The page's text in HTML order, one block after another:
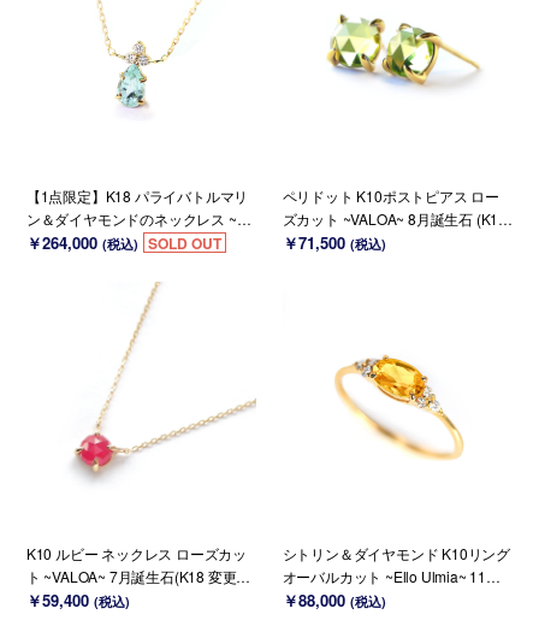
【1点限定】K18 パライバトルマリ
ン＆ダイヤモンドのネックレス ~Ell
o Lilas~ 10月誕生石
￥264,000 (税込) SOLD OUT
ペリドット K10ポストピアス ロー
ズカット ~VALOA~ 8月誕生石 (K18
変更可能)
￥71,500 (税込)
K10 ルビー ネックレス ローズカッ
ト ~VALOA~ 7月誕生石(K18 変更可
能)
￥59,400 (税込)
シトリン＆ダイヤモンド K10リング
オーバルカット ~Ello Ulmia~ 11月
誕生石(K18/PT変更可能)
￥88,000 (税込)